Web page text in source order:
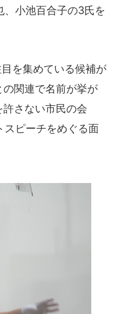
小池百合子の3氏を
を集めている候補が
関連で名前が挙が
さない市民の会
スピーチをめぐる面